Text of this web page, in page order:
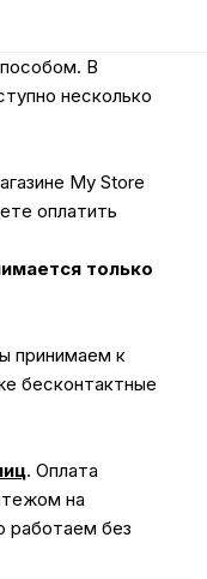
В
несколько
My Store
оплатить
только
принимаем к
бесконтактные
. Оплата
на
работаем без